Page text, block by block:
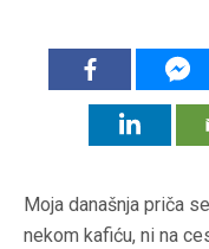
Moja današnja priča
nekom kafiću, ni na